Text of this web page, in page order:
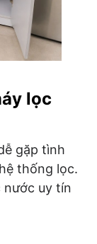
lọc
gặp tình
thống lọc.
nước uy tín